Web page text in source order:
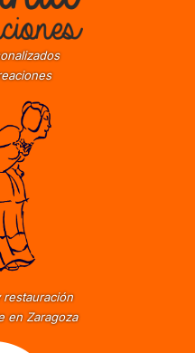
en Zaragoza